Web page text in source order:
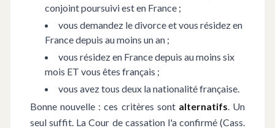
conjoint poursuivi est en France ;
vous demandez le divorce et vous résidez en
France depuis au moins un an ;
vous résidez en France depuis au moins six
mois ET vous êtes français ;
vous avez tous deux la nationalité française.
Bonne nouvelle : ces critères sont alternatifs. Un
seul suffit. La Cour de cassation l'a confirmé (Cass.